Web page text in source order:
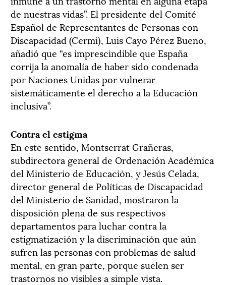
de nuestras vidas”. El presidente del Comité
Español de Representantes de Personas con
Discapacidad (Cermi), Luis Cayo Pérez Bueno,
añadió que “es imprescindible que España
corrija la anomalía de haber sido condenada
por Naciones Unidas por vulnerar
sistemáticamente el derecho a la Educación
inclusiva”.
Contra el estigma
En este sentido, Montserrat Grañeras,
subdirectora general de Ordenación Académica
del Ministerio de Educación, y Jesús Celada,
director general de Políticas de Discapacidad
del Ministerio de Sanidad, mostraron la
disposición plena de sus respectivos
departamentos para luchar contra la
estigmatización y la discriminación que aún
sufren las personas con problemas de salud
mental, en gran parte, porque suelen ser
trastornos no visibles a simple vista.